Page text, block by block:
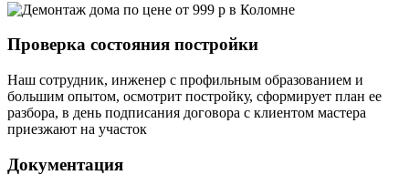
Проверка состояния постройки
Наш сотрудник, инженер с профильным образованием и
большим опытом, осмотрит постройку, сформирует план ее
разбора, в день подписания договора с клиентом мастера
приезжают на участок
Документация